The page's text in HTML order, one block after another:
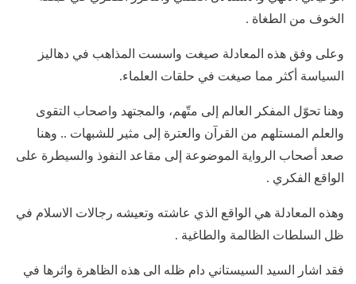
الخوف من الطغاة .
وعلى وفق هذه المعادلة صيغت واسست المذاهب في دهاليز
السياسة أكثر مما صيغت في حلقات العلماء.
وهنا تحوّل المفكر العالم إلى متّهم، والمجتهد واصحاب التقوى
والعلم المستلهم من القرآن والعترة إلى مثير للشبهات .. وهنا
صعد أصحاب الرواية الموضوعة إلى مقاعد النفوذ والسيطرة على
الواقع الفكري .
وهذه المعادلة هي الواقع الذي عاشته وتعيشه رجالات الاسلام في
ظل السلطات الظالمة والطاغية .
فقد اشار السيد السيستاني دام ظله الى هذه الظاهرة واثرها في